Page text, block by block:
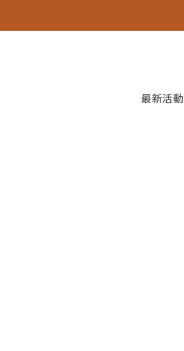
最新活動